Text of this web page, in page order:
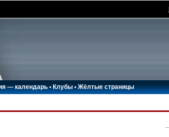
— календарь•Клубы •Жёлтые страницы